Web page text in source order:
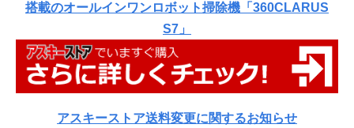
搭載のオールインワンロボット掃除機「360CLARUS
S7」
アスキーストア送料変更に関するお知らせ